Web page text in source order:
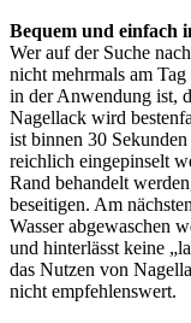
Bequem und einfach
Wer auf der Suche
nicht mehrmals am
in der Anwendung ist,
Nagellack wird
ist binnen 30
reichlich eingepinselt
Rand behandelt
beseitigen. Am
Wasser abgewaschen
und hinterlässt keine
das Nutzen von
nicht empfehlenswert.